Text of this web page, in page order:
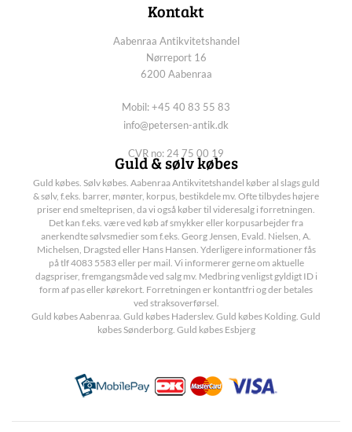
Kontakt
Aabenraa Antikvitetshandel
Nørreport 16
6200 Aabenraa
Mobil: +45 40 83 55 83
info@petersen-antik.dk
CVR no: 24 75 00 19
Guld & sølv købes
Guld købes. Sølv købes. Aabenraa Antikvitetshandel køber al slags guld
& sølv, f.eks. barrer, mønter, korpus, bestikdele mv. Ofte tilbydes højere
priser end smelteprisen, da vi også køber til videresalg i forretningen.
Det kan f.eks. være ved køb af smykker eller korpusarbejder fra
anerkendte sølvsmedier som f.eks. Georg Jensen, Evald. Nielsen, A.
Michelsen, Dragsted eller Hans Hansen. Yderligere informationer fås
på tlf 4083 5583 eller per mail. Vi informerer gerne om aktuelle
dagspriser, fremgangsmåde ved salg mv. Medbring venligst gyldigt ID i
form af pas eller kørekort. Forretningen er kontantfri og der betales
ved straksoverførsel.
Guld købes Aabenraa. Guld købes Haderslev. Guld købes Kolding. Guld
købes Sønderborg. Guld købes Esbjerg